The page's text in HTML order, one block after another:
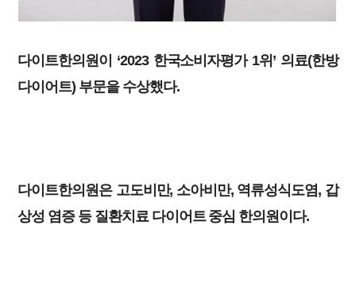
다이트한의원이 ‘2023 한국소비자평가 1위’ 의료(한방
다이어트) 부문을 수상했다.
다이트한의원은 고도비만, 소아비만, 역류성식도염, 갑
상성 염증 등 질환치료 다이어트 중심 한의원이다.